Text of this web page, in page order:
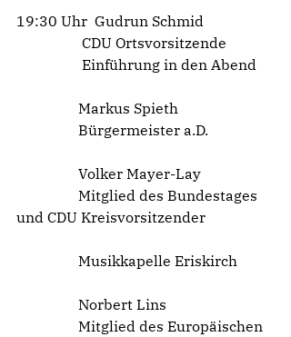
19:30 Uhr  Gudrun Schmid
CDU Ortsvorsitzende
Einführung in den Abend
Markus Spieth
Bürgermeister a.D.
Volker Mayer-Lay
Mitglied des Bundestages
und CDU Kreisvorsitzender
Musikkapelle Eriskirch
Norbert Lins
Mitglied des Europäischen